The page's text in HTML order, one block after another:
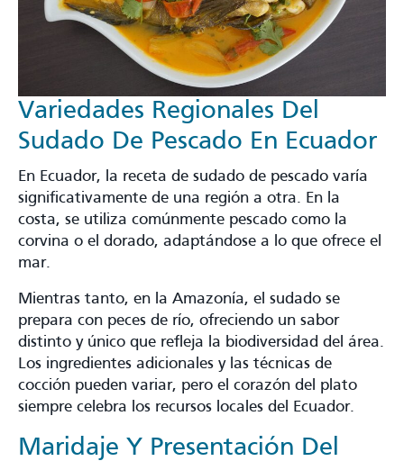
Variedades Regionales Del
Sudado De Pescado En Ecuador
En Ecuador, la receta de sudado de pescado varía
significativamente de una región a otra. En la
costa, se utiliza comúnmente pescado como la
corvina o el dorado, adaptándose a lo que ofrece el
mar.
Mientras tanto, en la Amazonía, el sudado se
prepara con peces de río, ofreciendo un sabor
distinto y único que refleja la biodiversidad del área.
Los ingredientes adicionales y las técnicas de
cocción pueden variar, pero el corazón del plato
siempre celebra los recursos locales del Ecuador.
Maridaje Y Presentación Del